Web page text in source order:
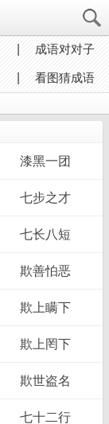
成语对对子
看图猜成语
漆黑一团
七步之才
七长八短
欺善怕恶
欺上瞒下
欺上罔下
欺世盗名
七十二行